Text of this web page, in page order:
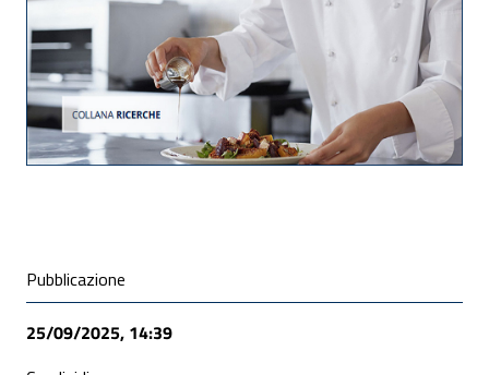
ALLEGATI
Condivisione social
Pubblicazione
25/09/2025, 14:39